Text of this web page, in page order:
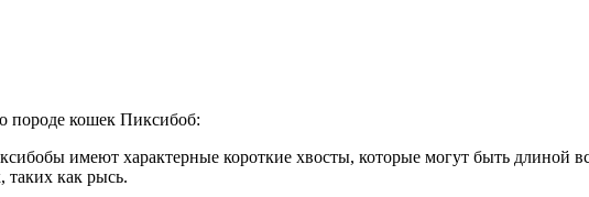
породе кошек Пиксибоб:
имеют характерные короткие хвосты, которые могут быть длиной
как рысь.